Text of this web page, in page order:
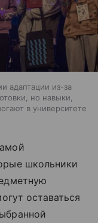
адаптации из-за
но навыки,
в университете
школьники
оставаться